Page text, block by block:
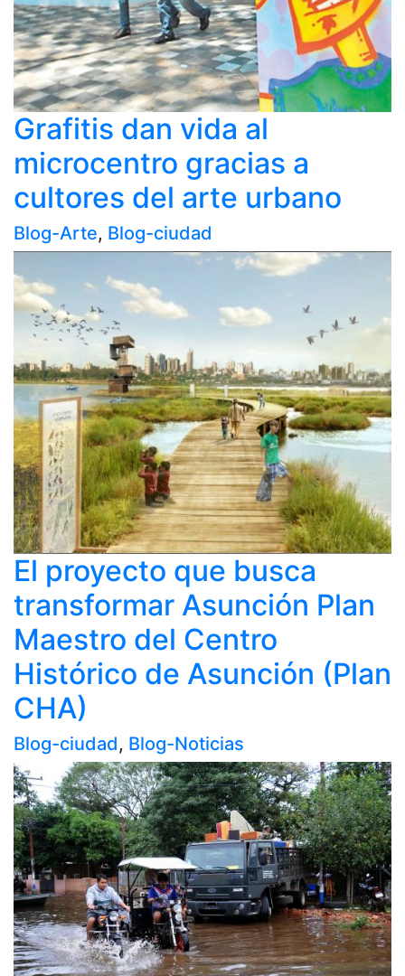
Grafitis dan vida al
microcentro gracias a
cultores del arte urbano
Blog-Arte, Blog-ciudad
El proyecto que busca
transformar Asunción Plan
Maestro del Centro
Histórico de Asunción (Plan
CHA)
Blog-ciudad, Blog-Noticias